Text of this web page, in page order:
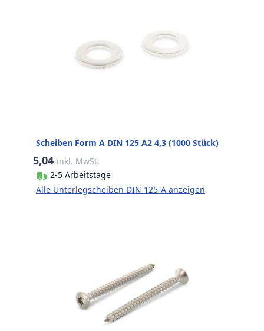
Scheiben Form A DIN 125 A2 4,3 (1000 Stück)
5,04 inkl. MwSt.
2-5 Arbeitstage
Alle Unterlegscheiben DIN 125-A anzeigen